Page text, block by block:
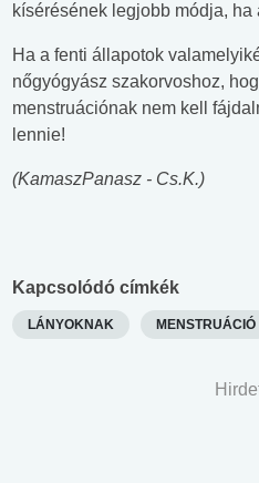
kísérésének legjobb módja, ha
Ha a fenti állapotok
nőgyógyász szakorvoshoz,
menstruációnak nem kell
lennie!
(KamaszPanasz - Cs.K.)
Kapcsolódó címkék
LÁNYOKNAK MENSTRUÁCIÓ